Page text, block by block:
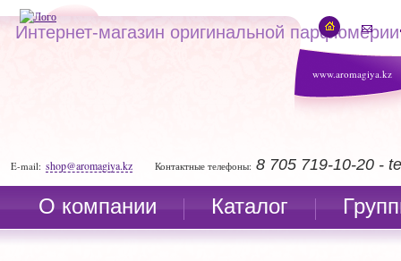
www.aromagiya.kz
Интернет-магазин оригинальной парфюмерии
E-mail: shop@aromagiya.kz Контактные телефоны: 8 705 719-10-20 -
О компании Каталог